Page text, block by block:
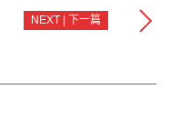
NEXT | 下一篇